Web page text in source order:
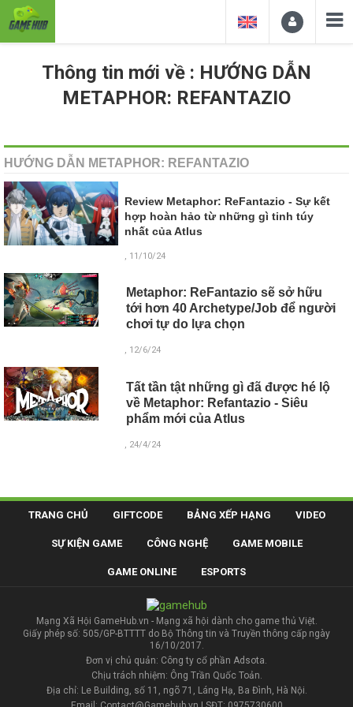
Thông tin mới về : HƯỚNG DẪN
METAPHOR: REFANTAZIO
HƯỚNG DẪN METAPHOR: REFANTAZIO
Review Metaphor: ReFantazio - Sự kết
hợp hoàn hảo từ những gì tinh túy
nhất của Atlus
, 11/10/24
Metaphor: ReFantazio sẽ sở hữu
tới hơn 40 Archetype/Job để người
chơi tự do lựa chọn
, 12/6/24
Tất tần tật những gì đã được hé lộ
về Metaphor: Refantazio - Siêu
phẩm mới của Atlus
, 24/4/24
TRANG CHỦ GIFTCODE BẢNG XẾP HẠNG VIDEO
SỰ KIỆN GAME CÔNG NGHỆ GAME MOBILE
GAME ONLINE ESPORTS
Mạng Xã Hội GameHub.vn - Mạng xã hội dành cho game thủ Việt.
Giấy phép số: 505/GP-BTTTT do Bộ Thông tin và Truyền thông cấp ngày
16/10/2017.
Đơn vị chủ quản: Công ty cổ phần Adsota.
Chịu trách nhiệm: Ông Trần Quốc Toản.
Địa chỉ: Le Building, số 11, ngõ 71, Láng Hạ, Ba Đình, Hà Nội.